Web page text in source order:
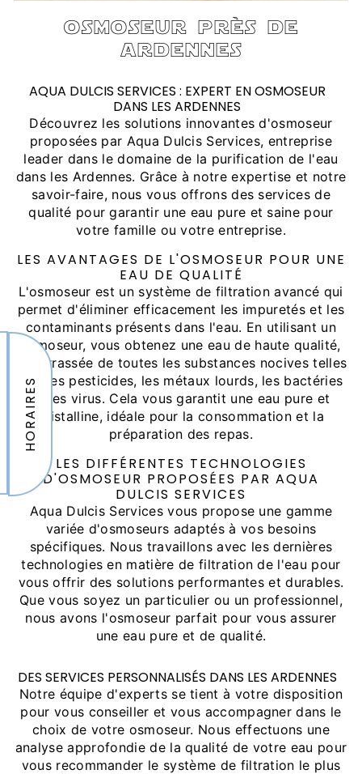
osmoseur près de
ardennes
AQUA DULCIS SERVICES : EXPERT EN OSMOSEUR
DANS LES ARDENNES
Découvrez les solutions innovantes d'osmoseur
proposées par Aqua Dulcis Services, entreprise
leader dans le domaine de la purification de l'eau
dans les Ardennes. Grâce à notre expertise et notre
savoir-faire, nous vous offrons des services de
qualité pour garantir une eau pure et saine pour
votre famille ou votre entreprise.
LES AVANTAGES DE L'OSMOSEUR POUR UNE
EAU DE QUALITÉ
L'osmoseur est un système de filtration avancé qui
permet d'éliminer efficacement les impuretés et les
contaminants présents dans l'eau. En utilisant un
osmoseur, vous obtenez une eau de haute qualité,
débarrassée de toutes les substances nocives telles
que les pesticides, les métaux lourds, les bactéries
et les virus. Cela vous garantit une eau pure et
cristalline, idéale pour la consommation et la
préparation des repas.
LES DIFFÉRENTES TECHNOLOGIES
D'OSMOSEUR PROPOSÉES PAR AQUA
DULCIS SERVICES
Aqua Dulcis Services vous propose une gamme
variée d'osmoseurs adaptés à vos besoins
spécifiques. Nous travaillons avec les dernières
technologies en matière de filtration de l'eau pour
vous offrir des solutions performantes et durables.
Que vous soyez un particulier ou un professionnel,
nous avons l'osmoseur parfait pour vous assurer
une eau pure et de qualité.
DES SERVICES PERSONNALISÉS DANS LES ARDENNES
Notre équipe d'experts se tient à votre disposition
pour vous conseiller et vous accompagner dans le
choix de votre osmoseur. Nous effectuons une
analyse approfondie de la qualité de votre eau pour
vous recommander le système de filtration le plus
HORAIRES